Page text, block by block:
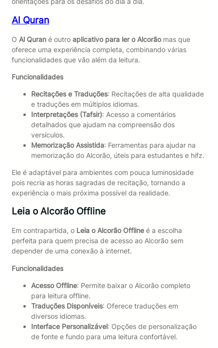
Al Quran
O Al Qurané outro aplicativo para ler o Alcorãomas que
oferece uma experiência completa, combinando várias
funcionalidades que vão além da leitura.
Funcionalidades
Recitações e Traduções: Recitações de alta qualidade
e traduções em múltiplos idiomas.
Interpretações (Tafsir): Acesso a comentários
detalhados que ajudam na compreensão dos
versículos.
Memorização Assistida: Ferramentas para ajudar na
memorização do Alcorão, úteis para estudantes e hifz.
Ele é adaptável para ambientes com pouca luminosidade
pois recria as horas sagradas de recitação, tornando a
experiência o mais próxima possível da realidade.
Leia o Alcorão Offline
Em contrapartida, o Leia o Alcorão Offlineé a escolha
perfeita para quem precisa de acesso ao Alcorão sem
depender de uma conexão à internet.
Funcionalidades
Acesso Offline: Permite baixar o Alcorão completo
para leitura offline.
Traduções Disponíveis: Oferece traduções em
diversos idiomas.
Interface Personalizável: Opções de personalização
de fonte e fundo para uma leitura confortável.